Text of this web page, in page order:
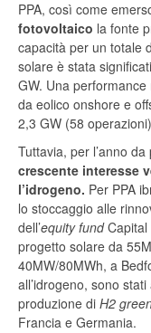
PPA, così come
fotovoltaico la fonte
capacità per un totale
solare è stata
GW. Una
da eolico onshore e
2,3 GW (58
Tuttavia, per l’anno
crescente interesse
l’idrogeno. Per PPA
lo stoccaggio alle
dell’equity fund
progetto solare da
40MW/80MWh, a
all’idrogeno, sono
produzione di H2
Francia e Germania.